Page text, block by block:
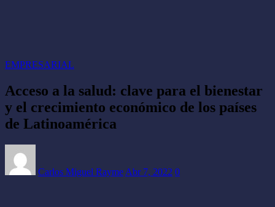
EMPRESARIAL
Acceso a la salud: clave para el bienestar
y el crecimiento económico de los países
de Latinoamérica
Carlos Miguel Rayme Abr 7, 2022 0